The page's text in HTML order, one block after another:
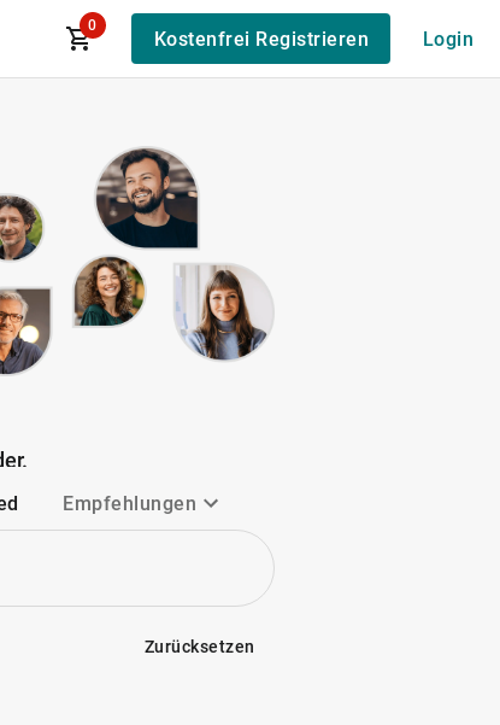
0
Kostenfrei Registrieren Login
Empfehlungen
Zurücksetzen